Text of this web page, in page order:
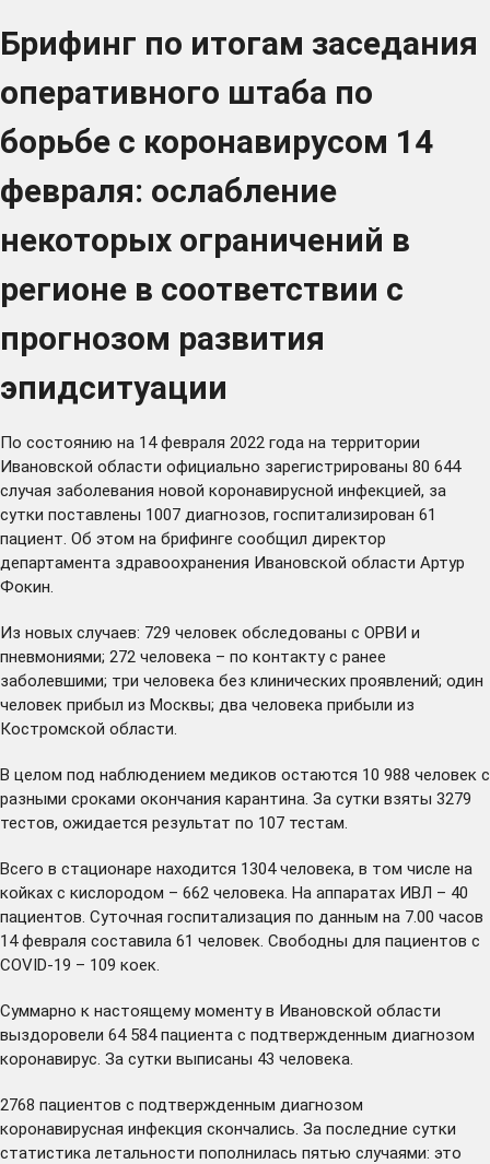
Брифинг по итогам заседания
оперативного штаба по
борьбе с коронавирусом 14
февраля: ослабление
некоторых ограничений в
регионе в соответствии с
прогнозом развития
эпидситуации
По состоянию на 14 февраля 2022 года на территории
Ивановской области официально зарегистрированы 80 644
случая заболевания новой коронавирусной инфекцией, за
сутки поставлены 1007 диагнозов, госпитализирован 61
пациент. Об этом на брифинге сообщил директор
департамента здравоохранения Ивановской области Артур
Фокин.
Из новых случаев: 729 человек обследованы с ОРВИ и
пневмониями; 272 человека – по контакту с ранее
заболевшими; три человека без клинических проявлений; один
человек прибыл из Москвы; два человека прибыли из
Костромской области.
В целом под наблюдением медиков остаются 10 988 человек с
разными сроками окончания карантина. За сутки взяты 3279
тестов, ожидается результат по 107 тестам.
Всего в стационаре находится 1304 человека, в том числе на
койках с кислородом – 662 человека. На аппаратах ИВЛ – 40
пациентов. Суточная госпитализация по данным на 7.00 часов
14 февраля составила 61 человек. Свободны для пациентов с
COVID-19 – 109 коек.
Суммарно к настоящему моменту в Ивановской области
выздоровели 64 584 пациента с подтвержденным диагнозом
коронавирус. За сутки выписаны 43 человека.
2768 пациентов с подтвержденным диагнозом
коронавирусная инфекция скончались. За последние сутки
статистика летальности пополнилась пятью случаями: это